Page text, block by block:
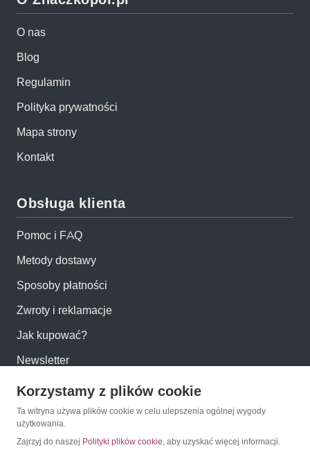
O nas
Blog
Regulamin
Polityka prywatności
Mapa strony
Kontakt
Obsługa klienta
Pomoc i FAQ
Metody dostawy
Sposoby płatności
Zwroty i reklamacje
Jak kupować?
Newsletter
Konto
Moje konto
Korzystamy z plików cookie
Ta witryna używa plików cookie w celu ulepszenia ogólnej wygody
użytkowania.
Zajrzyj do naszej Polityki plików cookie, aby uzyskać więcej informacji.